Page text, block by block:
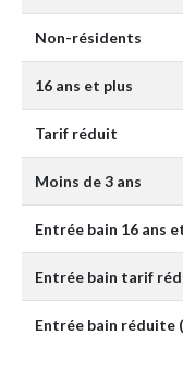
Non-résidents
16 ans et plus
Tarif réduit
Moins de 3 ans
Entrée bain 16 ans
Entrée bain tarif
Entrée bain réduite